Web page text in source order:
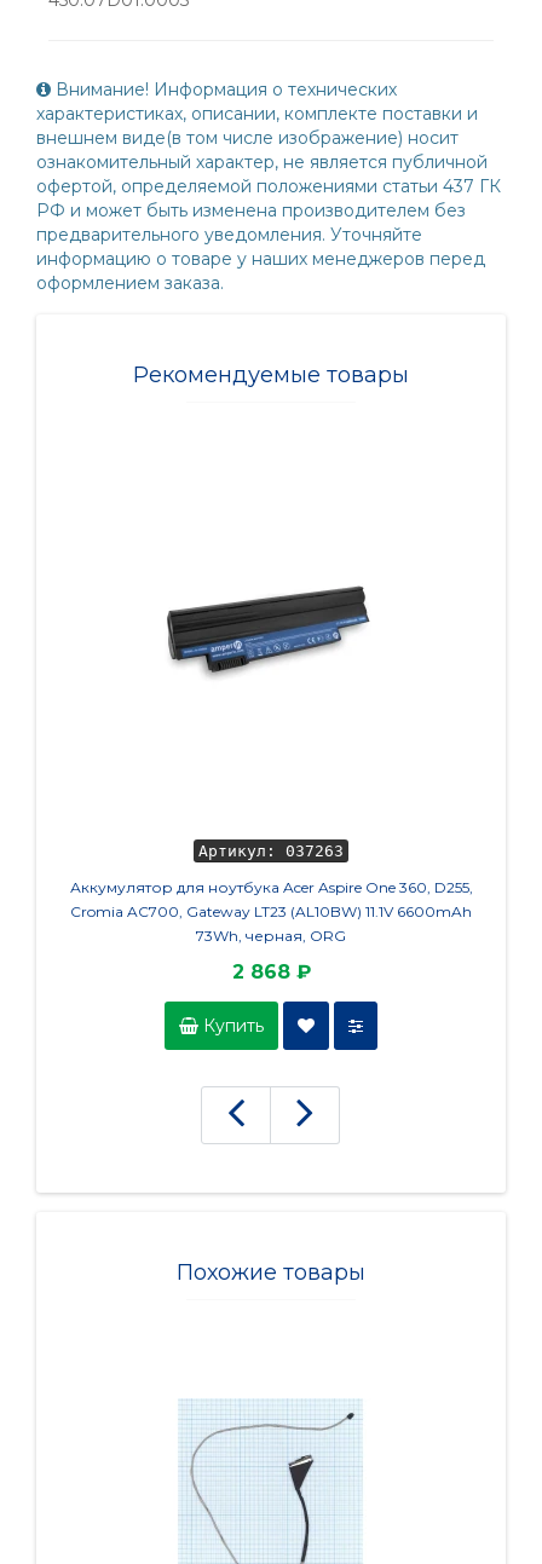
Внимание! Информация о технических
характеристиках, описании, комплекте поставки и
внешнем виде(в том числе изображение) носит
ознакомительный характер, не является публичной
офертой, определяемой положениями статьи 437 ГК
РФ и может быть изменена производителем без
предварительного уведомления. Уточняйте
информацию о товаре у наших менеджеров перед
оформлением заказа.
Рекомендуемые товары
Артикул: 037263
Аккумулятор для ноутбука Acer Aspire One 360, D255,
Cromia AC700, Gateway LT23 (AL10BW) 11.1V 6600mAh
73Wh, черная, ORG
2 868 ₽
Купить
Похожие товары